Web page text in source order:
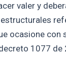
valer y
ocasione con
1077 de